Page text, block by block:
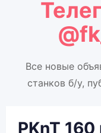
Все новые
станков б/у,
PKnT 160